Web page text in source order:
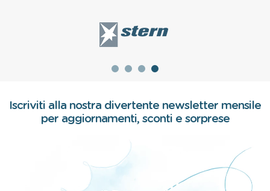
Iscriviti alla nostra divertente newsletter mensile
per aggiornamenti, sconti e sorprese